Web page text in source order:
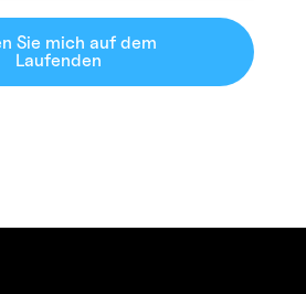
Sie mich auf dem
Laufenden